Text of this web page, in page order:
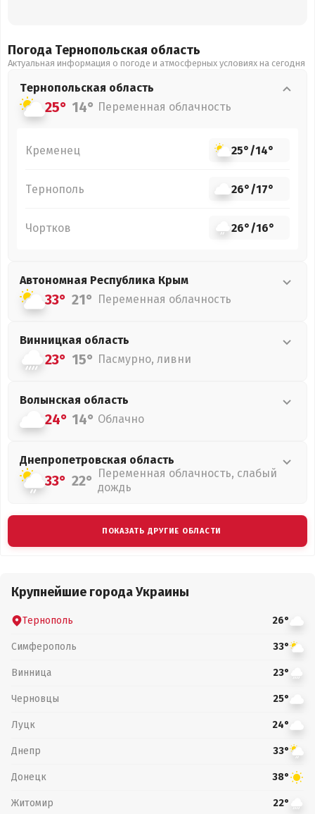
Погода Тернопольская область
Актуальная информация о погоде и атмосферных условиях на сегодня
Тернопольская область
25° 14° Переменная облачность
Кременец 25°/14°
Тернополь 26°/17°
Чортков 26°/16°
Автономная Республика Крым
33° 21° Переменная облачность
Винницкая область
23° 15° Пасмурно, ливни
Волынская область
24° 14° Облачно
Днепропетровская область
33° 22° Переменная облачность, слабый
дождь
ПОКАЗАТЬ ДРУГИЕ ОБЛАСТИ
Крупнейшие города Украины
Тернополь 26°
Симферополь 33°
Винница 23°
Черновцы 25°
Луцк 24°
Днепр 33°
Донецк 38°
Житомир 22°